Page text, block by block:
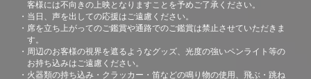
客様には不向きの上映となりますことを予めご了承ください。
当日、声を出しての応援はご遠慮ください。
席を立ち上がってのご鑑賞や通路でのご鑑賞は禁止させていただきま
す。
周辺のお客様の視界を遮るようなグッズ、光度の強いペンライト等の
お持ち込みはご遠慮ください。
火器類の持ち込み・クラッカー・笛などの鳴り物の使用、飛ぶ・跳ね